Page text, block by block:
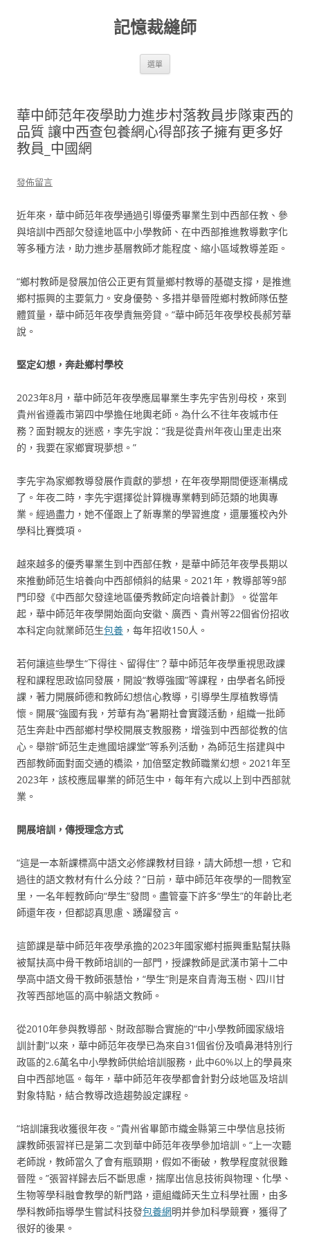
記憶裁縫師
選單
華中師范年夜學助力進步村落教員步隊東西的
品質 讓中西查包養網心得部孩子擁有更多好
教員_中國網
發佈留言
近年來，華中師范年夜學通過引導優秀畢業生到中西部任教、參
與培訓中西部欠發達地區中小學教師、在中西部推進教導數字化
等多種方法，助力進步基層教師才能程度、縮小區域教導差距。
“鄉村教師是發展加倍公正更有質量鄉村教導的基礎支撐，是推進
鄉村振興的主要氣力。安身優勢、多措并舉晉陞鄉村教師隊伍整
體質量，華中師范年夜學責無旁貸。”華中師范年夜學校長郝芳華
說。
堅定幻想，奔赴鄉村學校
2023年8月，華中師范年夜學應屆畢業生李先宇告別母校，來到
貴州省遵義市第四中學擔任地輿老師。為什么不往年夜城市任
務？面對親友的迷惑，李先宇說：“我是從貴州年夜山里走出來
的，我要在家鄉實現夢想。”
李先宇為家鄉教導發展作貢獻的夢想，在年夜學期間便逐漸構成
了。年夜二時，李先宇選擇從計算機專業轉到師范類的地輿專
業。經過盡力，她不僅跟上了新專業的學習進度，還屢獲校內外
學科比賽獎項。
越來越多的優秀畢業生到中西部任教，是華中師范年夜學長期以
來推動師范生培養向中西部傾斜的結果。2021年，教導部等9部
門印發《中西部欠發達地區優秀教師定向培養計劃》。從當年
起，華中師范年夜學開始面向安徽、廣西、貴州等22個省份招收
本科定向就業師范生包養 ，每年招收150人。
若何讓這些學生“下得往、留得住”？華中師范年夜學重視思政課
程和課程思政協同發展，開設“教導強國”等課程，由學者名師授
課，著力開展師德和教師幻想信心教導，引導學生厚植教導情
懷。開展“強國有我，芳華有為”暑期社會實踐活動，組織一批師
范生奔赴中西部鄉村學校開展支教服務，增強到中西部從教的信
心。舉辦“師范生走進國培課堂”等系列活動，為師范生搭建與中
西部教師面對面交通的橋梁，加倍堅定教師職業幻想。2021年至
2023年，該校應屆畢業的師范生中，每年有六成以上到中西部就
業。
開展培訓，傳授理念方式
“這是一本新課標高中語文必修課教材目錄，請大師想一想，它和
過往的語文教材有什么分歧？”日前，華中師范年夜學的一間教室
里，一名年輕教師向“學生”發問。盡管臺下許多“學生”的年齡比老
師還年夜，但都認真思慮、踴躍發言。
這節課是華中師范年夜學承擔的2023年國家鄉村振興重點幫扶縣
被幫扶高中骨干教師培訓的一部門，授課教師是武漢市第十二中
學高中語文骨干教師張慧怡，“學生”則是來自青海玉樹、四川甘
孜等西部地區的高中躲語文教師。
從2010年參與教導部、財政部聯合實施的“中小學教師國家級培
訓計劃”以來，華中師范年夜學已為來自31個省份及噴鼻港特別行
政區的2.6萬名中小學教師供給培訓服務，此中60%以上的學員來
自中西部地區。每年，華中師范年夜學都會針對分歧地區及培訓
對象特點，結合教導改造趨勢設定課程。
“培訓讓我收獲很年夜。”貴州省畢節市織金縣第三中學信息技術
課教師張習祥已是第二次到華中師范年夜學參加培訓。“上一次聽
老師說，教師當久了會有瓶頸期，假如不衝破，教學程度就很難
晉陞。”張習祥歸去后不斷思慮，揣摩出信息技術與物理、化學、
生物等學科融會教學的新門路，還組織師天生立科學社團，由多
學科教師指導學生嘗試科技發包養網明并參加科學競賽，獲得了
很好的後果。